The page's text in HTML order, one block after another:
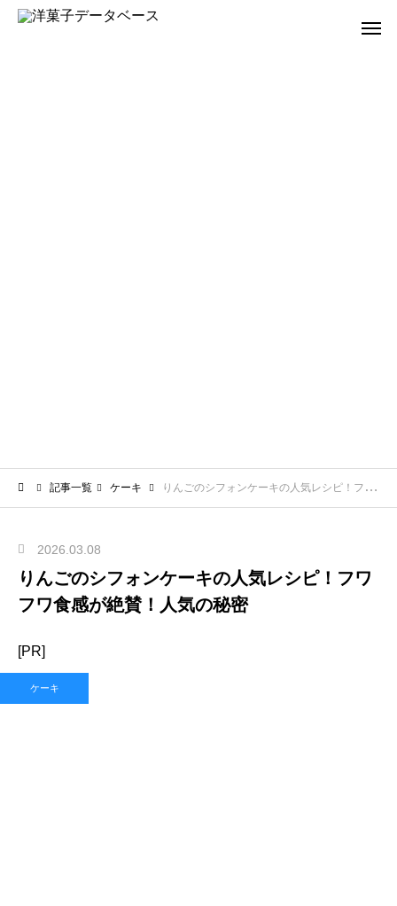
記事一覧 ケーキ りんごのシフォンケーキの人気レシピ！フワフワ食感が絶賛！人気の秘密
2026.03.08
りんごのシフォンケーキの人気レシピ！フワ
フワ食感が絶賛！人気の秘密
[PR]
ケーキ